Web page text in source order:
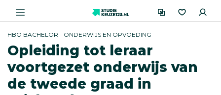
HBO BACHELOR - ONDERWIJS EN OPVOEDING
Opleiding tot leraar
voortgezet onderwijs van
de tweede graad in